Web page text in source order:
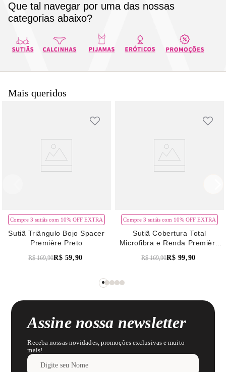
Que tal navegar por uma das nossas
categorias abaixo?
Mais queridos
Compre 3 sutiãs com 10% OFF EXTRA
Sutiã Triângulo Bojo Spacer
Première Preto
R$ 169,90R$ 59,90
Compre 3 sutiãs com 10% OFF EXTRA
Sutiã Cobertura Total
Microfibra e Renda Première
R$ 169,90R$ 99,90
Assine nossa newsletter
Receba nossas novidades, promoções exclusivas e muito
mais!